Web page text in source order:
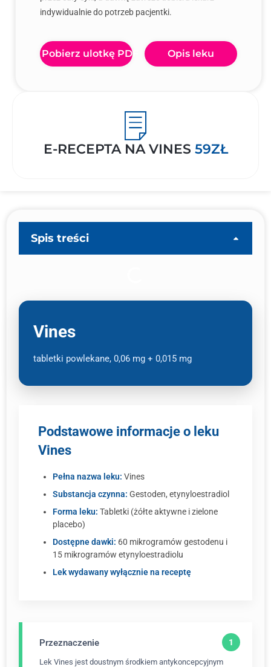
indywidualnie do potrzeb pacjentki.
Pobierz ulotkę PDF Opis leku
E-RECEPTA NA VINES 59ZŁ
Spis treści
Vines
tabletki powlekane, 0,06 mg + 0,015 mg
Podstawowe informacje o leku
Vines
Pełna nazwa leku: Vines
Substancja czynna: Gestoden, etynyloestradiol
Forma leku: Tabletki (żółte aktywne i zielone
placebo)
Dostępne dawki: 60 mikrogramów gestodenu i
15 mikrogramów etynyloestradiolu
Lek wydawany wyłącznie na receptę
Przeznaczenie
Lek Vines jest doustnym środkiem antykoncepcyjnym